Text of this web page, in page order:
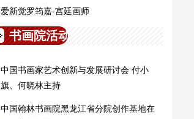
爱新觉罗筠嘉-宫廷画师
书画院活动
中国书画家艺术创新与发展研讨会 付小
旗、何晓林主持
中国翰林书画院黑龙江省分院创作基地在